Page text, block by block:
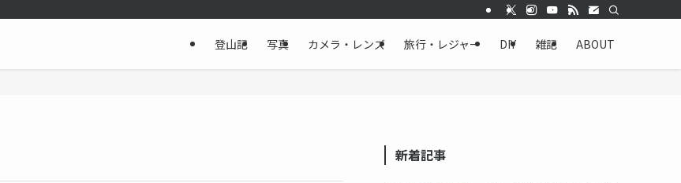
登山記 写真 カメラ・レンズ 旅行・レジャー DIY 雑記 ABOUT
新着記事